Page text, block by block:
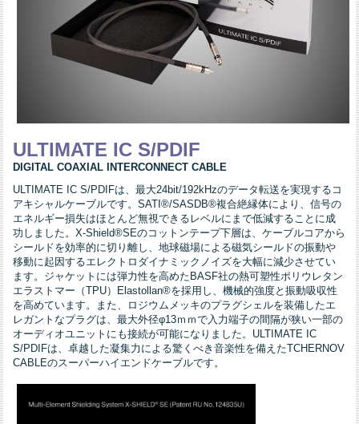
ULTIMATE IC S/PDIF
DIGITAL COAXIAL INTERCONNECT CABLE
ULTIMATE IC S/PDIFは、最大24bit/192kHzのデータ転送を実現するコ
アキシャルケーブルです。SATI®/SASDB®複合絶縁体により、信号の
エネルギー損失はほとんど無視できるレベルにまで低減することに成
功しました。X-Shield®SEのコットンテープ下層は、ケーブルコアから
シールドを効率的に切り離し、地球磁場による磁気シールドの振動や
移動に起因するエレクトロダイナミックノイズを大幅に減少させてい
ます。ジャケットには弾力性を高めたBASF社の熱可塑性ポリウレタン
エラストマー（TPU）Elastollan®を採用し、機械的強度と振動吸収性
を高めています。また、ロジウムメッキのプラグシェルを装備したエ
レガントなプラグは、最大外径φ13ｍｍで入力端子の間隔が狭い一部の
オーディオユニットにも接続が可能になりました。ULTIMATE IC
S/PDIFは、卓越した凝集力による驚くべき音楽性を備えたTCHERNOV
CABLEのスーパーハイエンドケーブルです。